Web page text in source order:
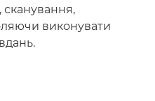
сканування,
виконувати